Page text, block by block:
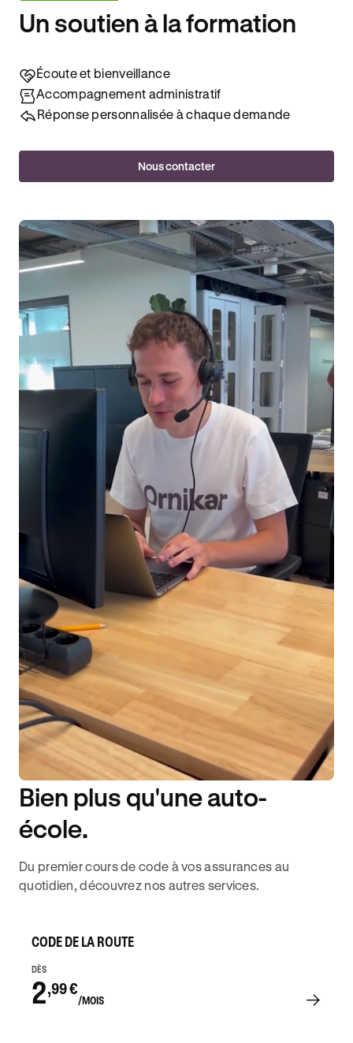
DISPONIBILITÉ 6J/7
Un soutien à la formation
Écoute et bienveillance
Accompagnement administratif
Réponse personnalisée à chaque demande
Nous contacter
Bien plus qu'une auto-
école.
Du premier cours de code à vos assurances au
quotidien, découvrez nos autres services.
CODE DE LA ROUTE
DÈS
2,99 €
/MOIS